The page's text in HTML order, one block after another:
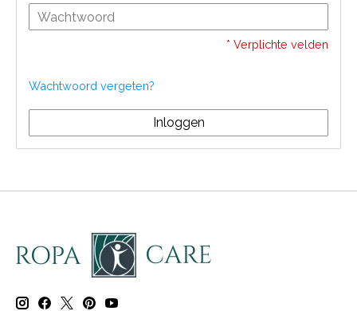
* Verplichte velden
Wachtwoord vergeten?
Inloggen